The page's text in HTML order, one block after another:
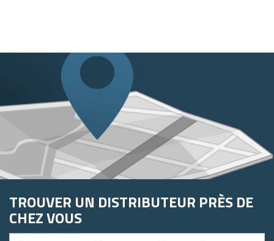
TROUVER UN DISTRIBUTEUR PRÈS DE
CHEZ VOUS